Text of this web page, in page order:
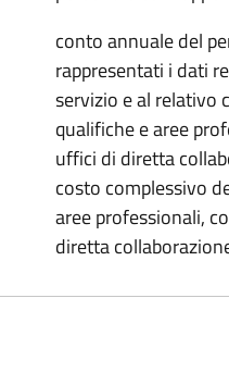
conto annuale del
rappresentati i dati
servizio e al relativo
qualifiche e aree
uffici di diretta
costo complessivo
aree professionali,
diretta